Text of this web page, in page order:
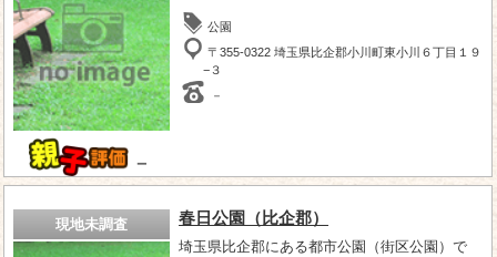
－
公園
〒355-0322 埼玉県比企郡小川町東小川６丁目１９
−３
－
現地未調査 春日公園（比企郡）
埼玉県比企郡にある都市公園（街区公園）で